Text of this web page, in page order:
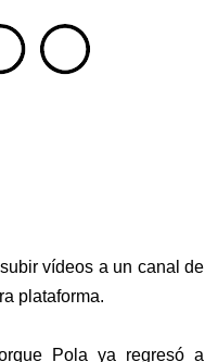
vídeos a un canal de
plataforma.
Pola ya regresó a